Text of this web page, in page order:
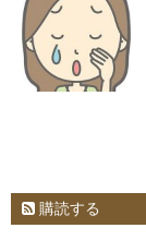
購読する